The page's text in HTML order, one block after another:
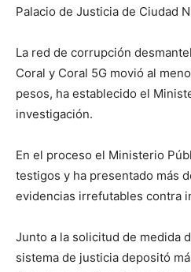
Palacio de Justicia de Ciudad
La red de corrupción
Coral y Coral 5G movió al
pesos, ha establecido el
investigación.
En el proceso el Ministerio
testigos y ha presentado más
evidencias irrefutables contra
Junto a la solicitud de medida
sistema de justicia depositó